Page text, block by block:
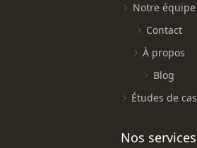
Notre équipe
Contact
À propos
Blog
Études de cas
Nos services